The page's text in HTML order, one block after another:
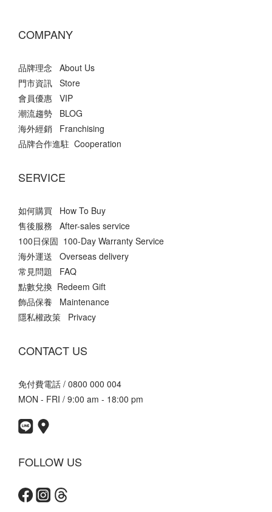
COMPANY
品牌理念 About Us
門市資訊 Store
會員優惠 VIP
潮流趨勢 BLOG
海外經銷 Franchising
品牌合作進駐 Cooperation
SERVICE
如何購買 How To Buy
售後服務 After-sales service
100日保固 100-Day Warranty Service
海外運送 Overseas delivery
常見問題 FAQ
點數兌換 Redeem Gift
飾品保養 Maintenance
隱私權政策 Privacy
CONTACT US
免付費電話 / 0800 000 004
MON - FRI / 9:00 am - 18:00 pm
FOLLOW US